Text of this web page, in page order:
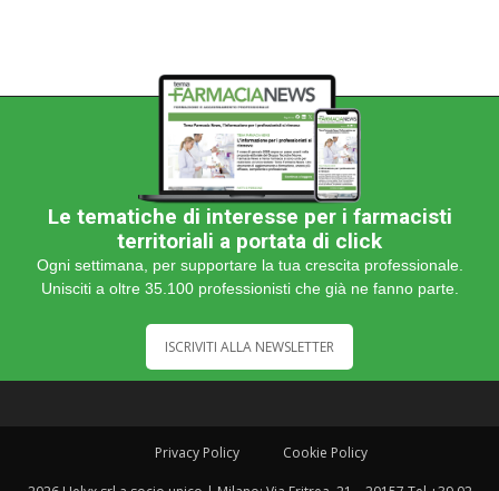
Le tematiche di interesse per i farmacisti
territoriali a portata di click
Ogni settimana, per supportare la tua crescita professionale.
Unisciti a oltre 35.100 professionisti che già ne fanno parte.
ISCRIVITI ALLA NEWSLETTER
Privacy Policy Cookie Policy